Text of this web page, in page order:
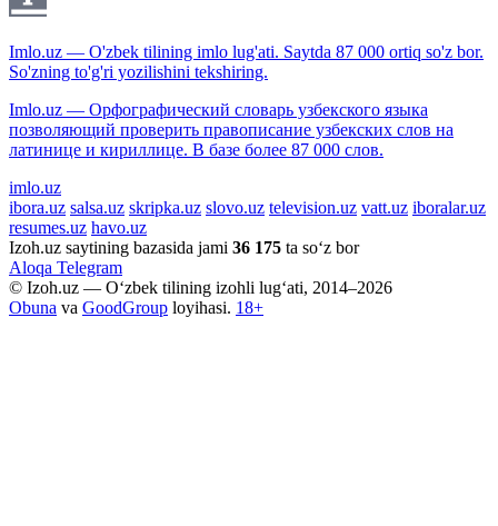
Imlo.uz — O'zbek tilining imlo lug'ati. Saytda 87 000 ortiq so'z bor.
So'zning to'g'ri yozilishini tekshiring.
Imlo.uz — Орфографический словарь узбекского языка
позволяющий проверить правописание узбекских слов на
латинице и кириллице. В базе более 87 000 слов.
imlo.uz
ibora.uz salsa.uz skripka.uz slovo.uz television.uz vatt.uz iboralar.uz
resumes.uz havo.uz
Izoh.uz saytining bazasida jami 36 175 ta so‘z bor
Aloqa Telegram
© Izoh.uz — O‘zbek tilining izohli lug‘ati, 2014–2026
Obuna va GoodGroup loyihasi. 18+